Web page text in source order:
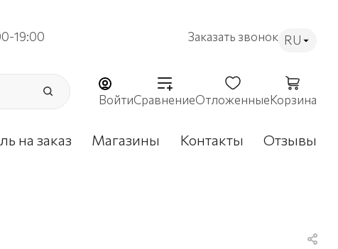
19:00 Заказать звонок RU
ВойтиСравнениеОтложенныеКорзина
на заказ Магазины Контакты Отзывы